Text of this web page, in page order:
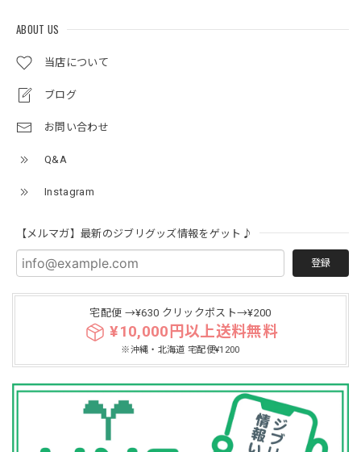
ABOUT US
当店について
ブログ
お問い合わせ
Q&A
Instagram
【メルマガ】最新のジブリグッズ情報をゲット♪
登録
宅配便 →¥630 クリックポスト→¥200
¥10,000円以上送料無料
※沖縄・北海道 宅配便¥1200